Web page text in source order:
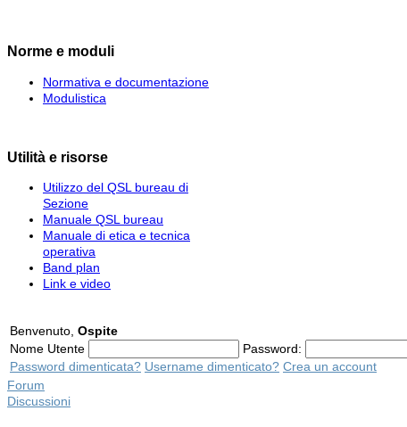
Norme e moduli
Normativa e documentazione
Modulistica
Utilità e risorse
Utilizzo del QSL bureau di
Sezione
Manuale QSL bureau
Manuale di etica e tecnica
operativa
Band plan
Link e video
Benvenuto, Ospite
Nome Utente
Password:
Password dimenticata? Username dimenticato? Crea un account
Forum
Discussioni